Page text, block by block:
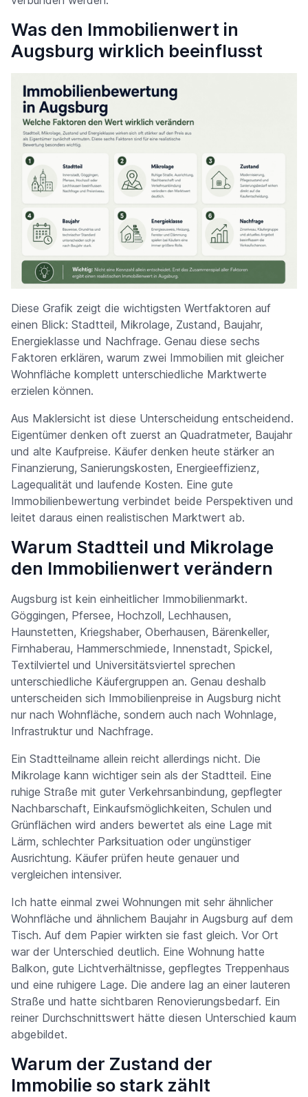
Was den Immobilienwert in
Augsburg wirklich beeinflusst
Diese Grafik zeigt die wichtigsten Wertfaktoren auf
einen Blick: Stadtteil, Mikrolage, Zustand, Baujahr,
Energieklasse und Nachfrage. Genau diese sechs
Faktoren erklären, warum zwei Immobilien mit gleicher
Wohnfläche komplett unterschiedliche Marktwerte
erzielen können.
Aus Maklersicht ist diese Unterscheidung entscheidend.
Eigentümer denken oft zuerst an Quadratmeter, Baujahr
und alte Kaufpreise. Käufer denken heute stärker an
Finanzierung, Sanierungskosten, Energieeffizienz,
Lagequalität und laufende Kosten. Eine gute
Immobilienbewertung verbindet beide Perspektiven und
leitet daraus einen realistischen Marktwert ab.
Warum Stadtteil und Mikrolage
den Immobilienwert verändern
Augsburg ist kein einheitlicher Immobilienmarkt.
Göggingen, Pfersee, Hochzoll, Lechhausen,
Haunstetten, Kriegshaber, Oberhausen, Bärenkeller,
Firnhaberau, Hammerschmiede, Innenstadt, Spickel,
Textilviertel und Universitätsviertel sprechen
unterschiedliche Käufergruppen an. Genau deshalb
unterscheiden sich Immobilienpreise in Augsburg nicht
nur nach Wohnfläche, sondern auch nach Wohnlage,
Infrastruktur und Nachfrage.
Ein Stadtteilname allein reicht allerdings nicht. Die
Mikrolage kann wichtiger sein als der Stadtteil. Eine
ruhige Straße mit guter Verkehrsanbindung, gepflegter
Nachbarschaft, Einkaufsmöglichkeiten, Schulen und
Grünflächen wird anders bewertet als eine Lage mit
Lärm, schlechter Parksituation oder ungünstiger
Ausrichtung. Käufer prüfen heute genauer und
vergleichen intensiver.
Ich hatte einmal zwei Wohnungen mit sehr ähnlicher
Wohnfläche und ähnlichem Baujahr in Augsburg auf dem
Tisch. Auf dem Papier wirkten sie fast gleich. Vor Ort
war der Unterschied deutlich. Eine Wohnung hatte
Balkon, gute Lichtverhältnisse, gepflegtes Treppenhaus
und eine ruhigere Lage. Die andere lag an einer lauteren
Straße und hatte sichtbaren Renovierungsbedarf. Ein
reiner Durchschnittswert hätte diesen Unterschied kaum
abgebildet.
Warum der Zustand der
Immobilie so stark zählt